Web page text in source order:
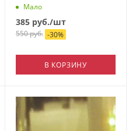
Мало
385 руб./шт
550руб. -30%
В КОРЗИНУ